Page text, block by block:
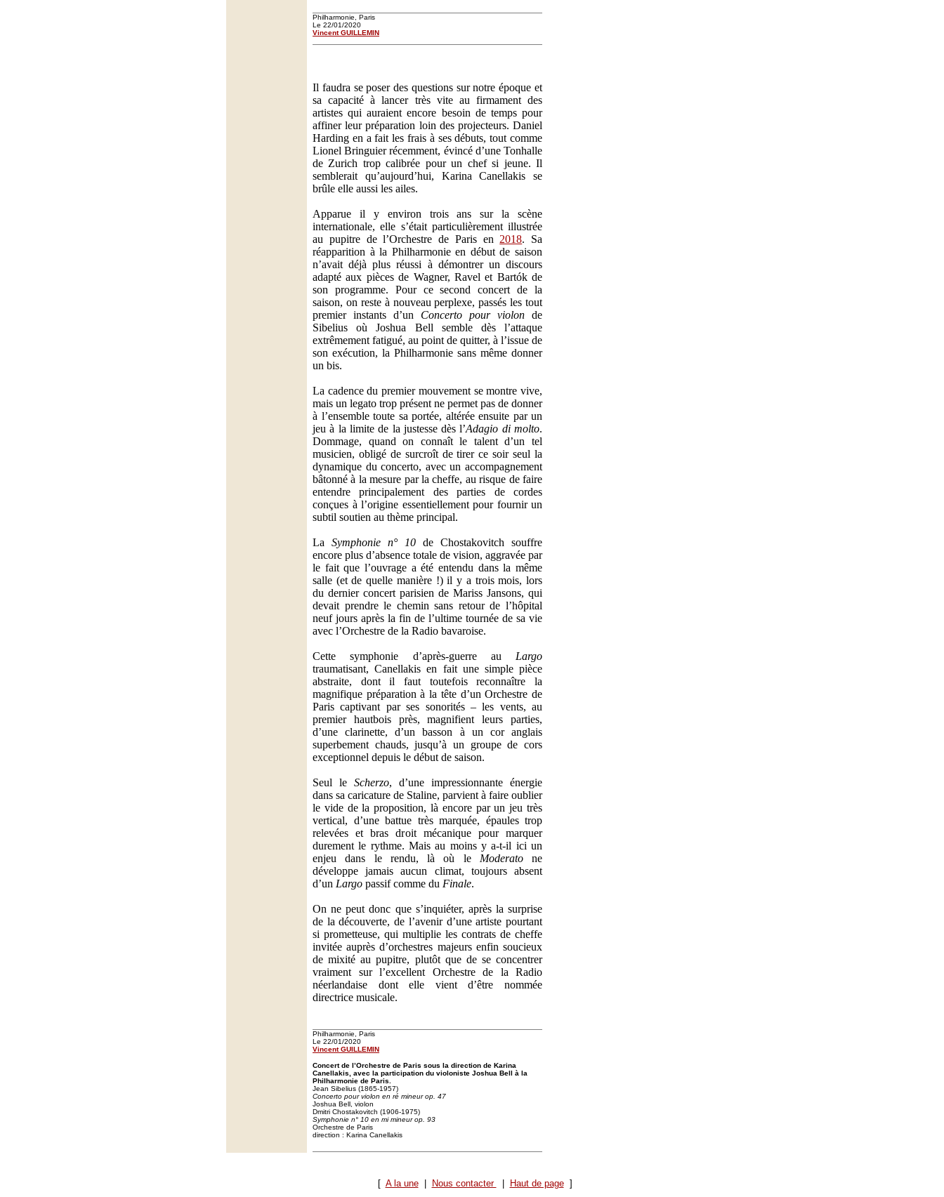
Philharmonie, Paris
Le 22/01/2020
Vincent GUILLEMIN
Il faudra se poser des questions sur notre époque et
sa capacité à lancer très vite au firmament des
artistes qui auraient encore besoin de temps pour
affiner leur préparation loin des projecteurs. Daniel
Harding en a fait les frais à ses débuts, tout comme
Lionel Bringuier récemment, évincé d’une Tonhalle
de Zurich trop calibrée pour un chef si jeune. Il
semblerait qu’aujourd’hui, Karina Canellakis se
brûle elle aussi les ailes.
Apparue il y environ trois ans sur la scène
internationale, elle s’était particulièrement illustrée
au pupitre de l’Orchestre de Paris en 2018. Sa
réapparition à la Philharmonie en début de saison
n’avait déjà plus réussi à démontrer un discours
adapté aux pièces de Wagner, Ravel et Bartók de
son programme. Pour ce second concert de la
saison, on reste à nouveau perplexe, passés les tout
premier instants d’un Concerto pour violon de
Sibelius où Joshua Bell semble dès l’attaque
extrêmement fatigué, au point de quitter, à l’issue de
son exécution, la Philharmonie sans même donner
un bis.
La cadence du premier mouvement se montre vive,
mais un legato trop présent ne permet pas de donner
à l’ensemble toute sa portée, altérée ensuite par un
jeu à la limite de la justesse dès l’Adagio di molto.
Dommage, quand on connaît le talent d’un tel
musicien, obligé de surcroît de tirer ce soir seul la
dynamique du concerto, avec un accompagnement
bâtonné à la mesure par la cheffe, au risque de faire
entendre principalement des parties de cordes
conçues à l’origine essentiellement pour fournir un
subtil soutien au thème principal.
La Symphonie n° 10 de Chostakovitch souffre
encore plus d’absence totale de vision, aggravée par
le fait que l’ouvrage a été entendu dans la même
salle (et de quelle manière !) il y a trois mois, lors
du dernier concert parisien de Mariss Jansons, qui
devait prendre le chemin sans retour de l’hôpital
neuf jours après la fin de l’ultime tournée de sa vie
avec l’Orchestre de la Radio bavaroise.
Cette symphonie d’après-guerre au Largo
traumatisant, Canellakis en fait une simple pièce
abstraite, dont il faut toutefois reconnaître la
magnifique préparation à la tête d’un Orchestre de
Paris captivant par ses sonorités – les vents, au
premier hautbois près, magnifient leurs parties,
d’une clarinette, d’un basson à un cor anglais
superbement chauds, jusqu’à un groupe de cors
exceptionnel depuis le début de saison.
Seul le Scherzo, d’une impressionnante énergie
dans sa caricature de Staline, parvient à faire oublier
le vide de la proposition, là encore par un jeu très
vertical, d’une battue très marquée, épaules trop
relevées et bras droit mécanique pour marquer
durement le rythme. Mais au moins y a-t-il ici un
enjeu dans le rendu, là où le Moderatone
développe jamais aucun climat, toujours absent
d’un Largo passif comme du Finale.
On ne peut donc que s’inquiéter, après la surprise
de la découverte, de l’avenir d’une artiste pourtant
si prometteuse, qui multiplie les contrats de cheffe
invitée auprès d’orchestres majeurs enfin soucieux
de mixité au pupitre, plutôt que de se concentrer
vraiment sur l’excellent Orchestre de la Radio
néerlandaise dont elle vient d’être nommée
directrice musicale.
Philharmonie, Paris
Le 22/01/2020
Vincent GUILLEMIN
Concert de l’Orchestre de Paris sous la direction de Karina
Canellakis, avec la participation du violoniste Joshua Bell à la
Philharmonie de Paris.
Jean Sibelius (1865-1957)
Concerto pour violon en ré mineur op. 47
Joshua Bell, violon
Dmitri Chostakovitch (1906-1975)
Symphonie n° 10 en mi mineur op. 93
Orchestre de Paris
direction : Karina Canellakis
[ A la une| Nous contacter Haut de page]